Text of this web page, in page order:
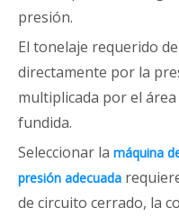
presión.
El tonelaje requerido
directamente por la
multiplicada por el
fundida.
Seleccionar la máquina
presión adecuada
de circuito cerrado, la